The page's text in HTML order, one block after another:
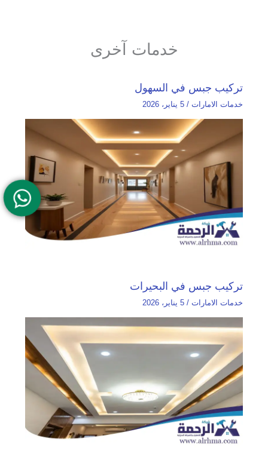
خدمات آخرى
تركيب جبس في السهول
خدمات الامارات/ 5 يناير، 2026
تركيب جبس في البحيرات
خدمات الامارات/ 5 يناير، 2026